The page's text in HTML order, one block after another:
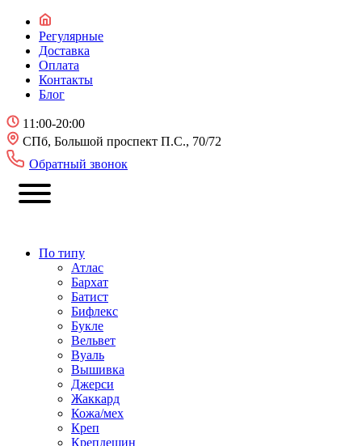
Регулярные
Доставка
Оплата
Контакты
Блог
11:00-20:00
СПб, Большой проспект П.С., 70/72
Обратный звонок
По типу
Атлас
Бархат
Батист
Бифлекс
Букле
Вельвет
Вуаль
Вышивка
Джерси
Жаккард
Кожа/мех
Креп
Крепдешин